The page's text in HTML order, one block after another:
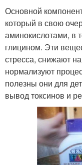
Основной
который в свою
аминокислотами, в
глицином. Эти
стресса, снижают
нормализуют
полезны они для
вывод токсинов и